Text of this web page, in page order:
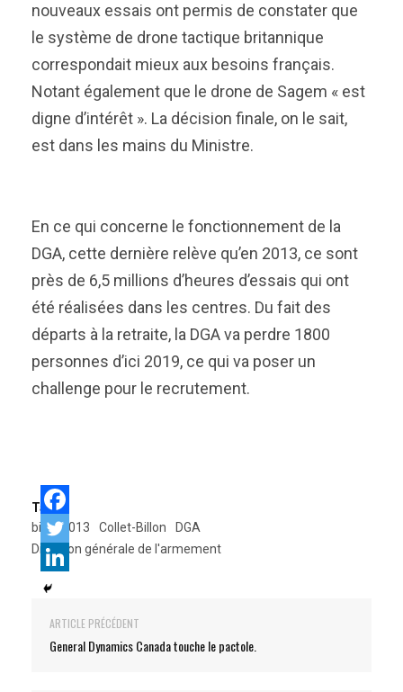
nouveaux essais ont permis de constater que
le système de drone tactique britannique
correspondait mieux aux besoins français.
Notant également que le drone de Sagem « est
digne d’intérêt ». La décision finale, on le sait,
est dans les mains du Ministre.
En ce qui concerne le fonctionnement de la
DGA, cette dernière relève qu’en 2013, ce sont
près de 6,5 millions d’heures d’essais qui ont
été réalisées dans les centres. Du fait des
départs à la retraite, la DGA va perdre 1800
personnes d’ici 2019, ce qui va poser un
challenge pour le recrutement.
Tags:
bilan 2013
Collet-Billon
DGA
Direction générale de l'armement
ARTICLE PRÉCÉDENT
General Dynamics Canada touche le pactole.